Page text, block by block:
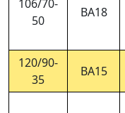
106/70-
50
BA18
120/90-
35
BA15